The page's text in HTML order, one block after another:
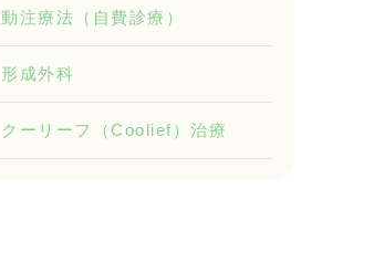
動注療法（自費診療）
形成外科
クーリーフ（Coolief）治療